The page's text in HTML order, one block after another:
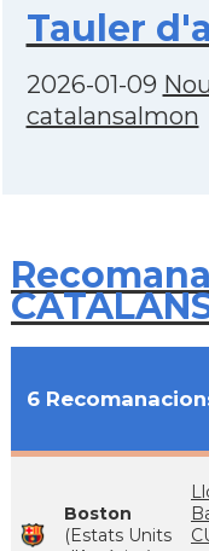
Tauler
2026-01-09
catalansalmon
6
Boston
(Estats Units